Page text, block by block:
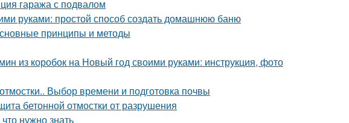
гаража с подвалом
руками: простой способ создать домашнюю баню
принципы и методы
из коробок на Новый год своими руками: инструкция, фото
Выбор времени и подготовка почвы
бетонной отмостки от разрушения
нужно знать